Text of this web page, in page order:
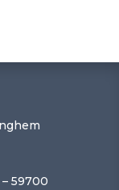
– 59700